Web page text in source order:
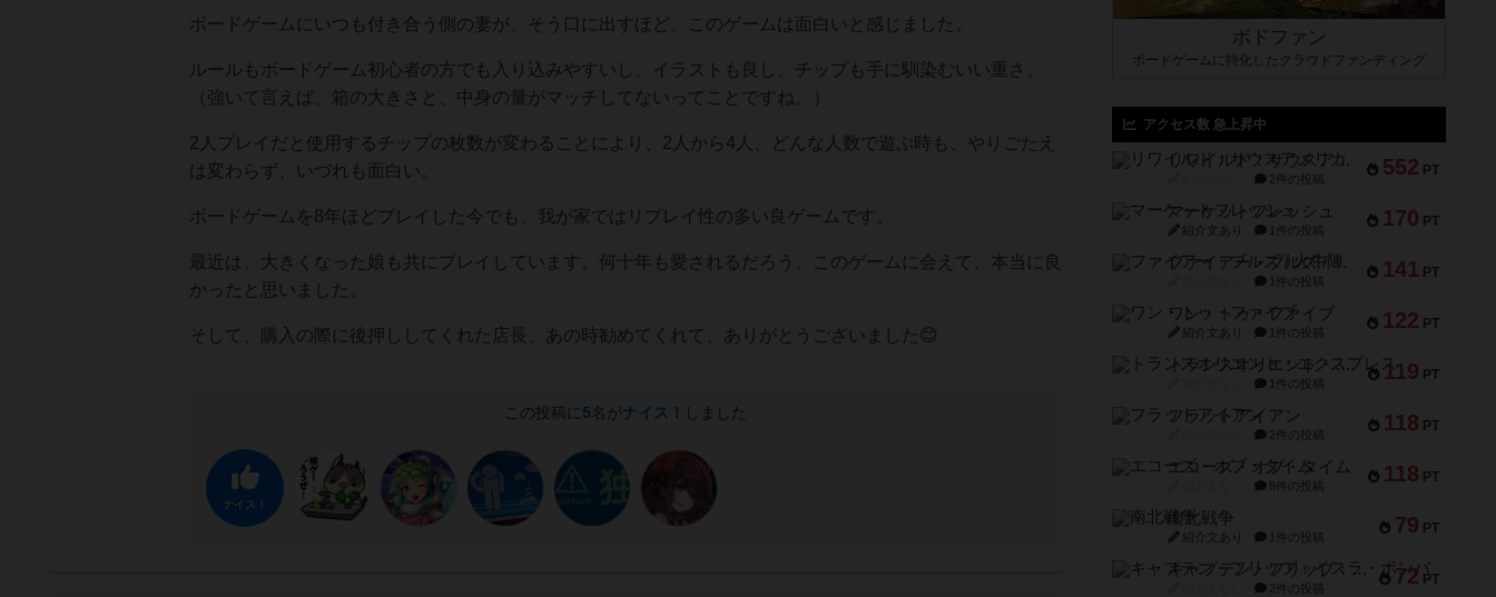
ボードゲームにいつも付き合う側の妻が、そう口に出すほど、このゲームは面白いと感じました。
ルールもボードゲーム初心者の方でも入り込みやすいし、イラストも良し。チップも手に馴染むいい重さ。
（強いて言えば、箱の大きさと、中身の量がマッチしてないってことですね。）
2人プレイだと使用するチップの枚数が変わることにより、2人から4人、どんな人数で遊ぶ時も、やりごたえ
は変わらず、いづれも面白い。
ボードゲームを8年ほどプレイした今でも、我が家ではリプレイ性の多い良ゲームです。
最近は、大きくなった娘も共にプレイしています。何十年も愛されるだろう、このゲームに会えて、本当に良
かったと思いました。
そして、購入の際に後押ししてくれた店長、あの時勧めてくれて、ありがとうございました😊
この投稿に 5名がナイス！ しました
ナイス！
ボドファン
ボードゲームに特化したクラウドファンディング
アクセス数 急上昇中
552 PT
リワイルド：サウスアメリカ
2件の投稿
170 PT
マーケットフレッシュ
紹介文あり 1件の投稿
141 PT
ファイアー・ブルズ / 火牛陣
1件の投稿
122 PT
ワン・トゥ・ファイブ
紹介文あり 1件の投稿
119 PT
トランスオリエント・エクスプレス
1件の投稿
118 PT
フラットアイアン
2件の投稿
118 PT
エコーズ・オブ・タイム
8件の投稿
79 PT
南北戦争
紹介文あり 1件の投稿
72 PT
キャプテン・フリップ：イスラ・ボンバ
2件の投稿